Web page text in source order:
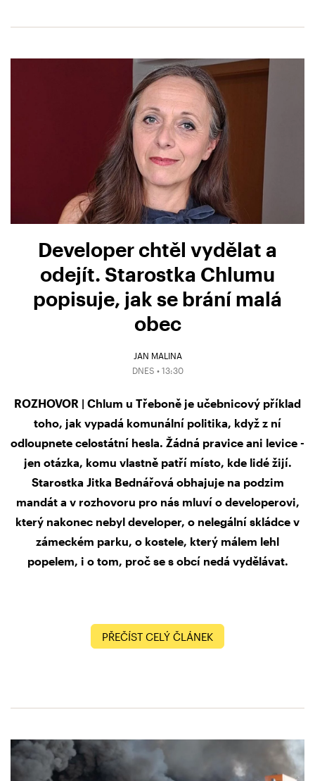
Developer chtěl vydělat a
odejít. Starostka Chlumu
popisuje, jak se brání malá
obec
JAN MALINA
DNES • 13:30
ROZHOVOR | Chlum u Třeboně je učebnicový příklad
toho, jak vypadá komunální politika, když z ní
odloupnete celostátní hesla. Žádná pravice ani levice -
jen otázka, komu vlastně patří místo, kde lidé žijí.
Starostka Jitka Bednářová obhajuje na podzim
mandát a v rozhovoru pro nás mluví o developerovi,
který nakonec nebyl developer, o nelegální skládce v
zámeckém parku, o kostele, který málem lehl
popelem, i o tom, proč se s obcí nedá vydělávat.
PŘEČÍST CELÝ ČLÁNEK